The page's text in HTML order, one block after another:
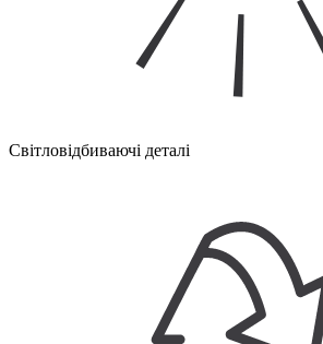
Світловідбиваючі деталі